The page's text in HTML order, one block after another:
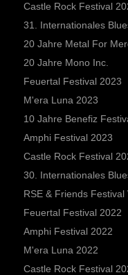
Castle Rock Festival
31. Internationales
20 Jahre Metal For
20 Jahre Mono Inc.
Feuertal Festival 2023
M'era Luna 2023
10 Jahre Benefiz
Amphi Festival 2023
Castle Rock Festival
30. Internationales
RSE & Friends Festival
Feuertal Festival 2022
Amphi Festival 2022
M'era Luna 2022
Castle Rock Festival